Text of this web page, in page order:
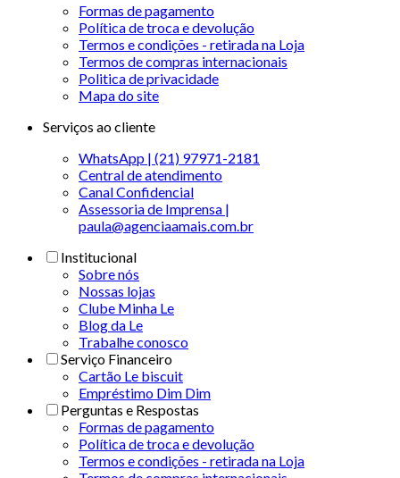
Formas de pagamento
Política de troca e devolução
Termos e condições - retirada na Loja
Termos de compras internacionais
Politica de privacidade
Mapa do site
Serviços ao cliente
WhatsApp | (21) 97971-2181
Central de atendimento
Canal Confidencial
Assessoria de Imprensa |
paula@agenciaamais.com.br
Institucional
Sobre nós
Nossas lojas
Clube Minha Le
Blog da Le
Trabalhe conosco
Serviço Financeiro
Cartão Le biscuit
Empréstimo Dim Dim
Perguntas e Respostas
Formas de pagamento
Política de troca e devolução
Termos e condições - retirada na Loja